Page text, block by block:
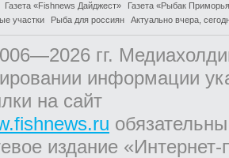
Газета «Fishnews Дайджест»
Газета «Рыбак
участки Рыба для россиян Актуально вчера,
гг.
информации
на сайт
издание